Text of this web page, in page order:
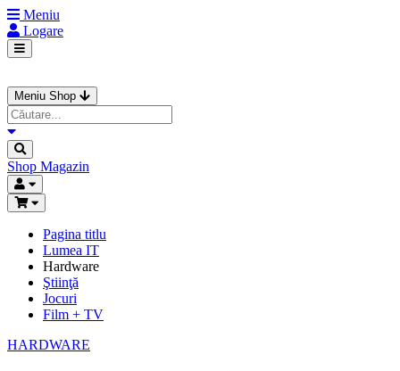
Meniu
Logare
Meniu Shop
Shop Magazin
Pagina titlu
Lumea IT
Hardware
Ştiinţă
Jocuri
Film + TV
HARDWARE